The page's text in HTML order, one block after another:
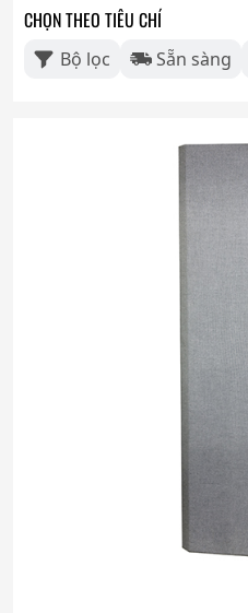
CHỌN THEO TIÊU CHÍ
Bộ lọc Sẵn sàng